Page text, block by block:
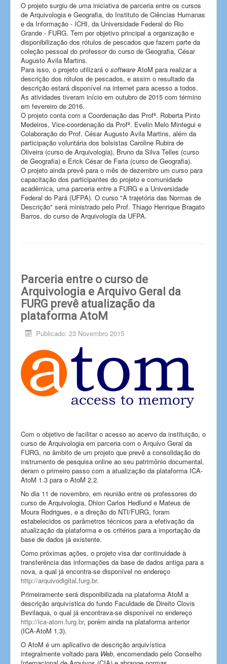
O projeto surgiu de uma iniciativa de parceria entre os cursos
de Arquivologia e Geografia, do Instituto de Ciências Humanas
e da Informação - ICHI, da Universidade Federal do Rio
Grande - FURG. Tem por objetivo principal a organização e
disponibilização dos rótulos de pescados que fazem parte da
coleção pessoal do professor do curso de Geografia, César
Augusto Avila Martins.
Para isso, o projeto utilizará o software AtoM para realizar a
descrição dos rótulos de pescados, e assim o resultado da
descrição estará disponível na internet para acesso a todos.
As atividades tiveram início em outubro de 2015 com término
em fevereiro de 2016.
O projeto conta com a Coordenação das Profª. Roberta Pinto
Medeiros, Vice-coordenação da Profª. Evelin Melo Mintegui e
Colaboração do Prof. César Augusto Avila Martins, além da
participação voluntária dos bolsistas Caroline Rubira de
Oliveira (curso de Arquivologia), Bruno da Silva Telles (curso
de Geografia) e Erick César de Faria (curso de Geografia).
O projeto ainda prevê para o mês de dezembro um curso para
capacitação dos participantes do projeto e comunidade
acadêmica, uma parceria entre a FURG e a Universidade
Federal do Pará (UFPA). O curso "A trajetória das Normas de
Descrição" será ministrado pelo Prof. Thiago Henrique Bragato
Barros, do curso de Arquivologia da UFPA.
Parceria entre o curso de
Arquivologia e Arquivo Geral da
FURG prevê atualização da
plataforma AtoM
Publicado: 23 Novembro 2015
Com o objetivo de facilitar o acesso ao acervo da instituição, o
curso de Arquivologia em parceria com o Arquivo Geral da
FURG, no âmbito de um projeto que prevê a consolidação do
instrumento de pesquisa online ao seu patrimônio documental,
deram o primeiro passo com a atualização da plataforma ICA-
AtoM 1.3 para o AtoM 2.2.
No dia 11 de novembro, em reunião entre os professores do
curso de Arquivologia, Dhion Carlos Hedlund e Mateus de
Moura Rodrigues, e a direção do NTI/FURG, foram
estabelecidos os parâmetros técnicos para a efetivação da
atualização da plataforma e os critérios para a importação da
base de dados já existente.
Como próximas ações, o projeto visa dar continuidade à
transferência das informações da base de dados antiga para a
nova, a qual já encontra-se disponível no endereço
http://arquivodigital.furg.br.
Primeiramente será disponibilizada na plataforma AtoM a
descrição arquivística do fundo Faculdade de Direito Clovis
Bevilaqua, o qual já encontrava-se disponível no endereço
http://ica-atom.furg.br, porém ainda na plataforma anterior
(ICA-AtoM 1.3).
O AtoM é um aplicativo de descrição arquivística
integralmente voltado para Web, encomendado pelo Conselho